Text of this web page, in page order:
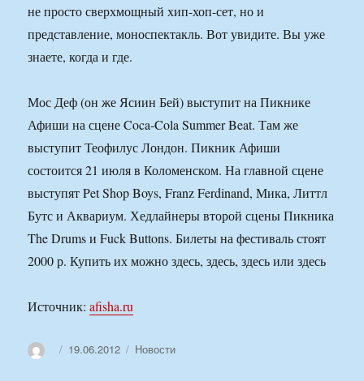
не просто сверхмощный хип-хоп-сет, но и
представление, моноспектакль. Вот увидите. Вы уже
знаете, когда и где.
Мос Деф (он же Ясиин Бей) выступит на Пикнике
Афиши на сцене Coca-Cola Summer Beat. Там же
выступит Теофилус Лондон. Пикник Афиши
состоится 21 июля в Коломенском. На главной сцене
выступят Pet Shop Boys, Franz Ferdinand, Мика, Литтл
Бутс и Аквариум. Хедлайнеры второй сцены Пикника
The Drums и Fuck Buttons. Билеты на фестиваль стоят
2000 р. Купить их можно здесь, здесь, здесь или здесь
Источник:afisha.ru
АвторОпубликовано
19.06.2012 Рубрики
Новости